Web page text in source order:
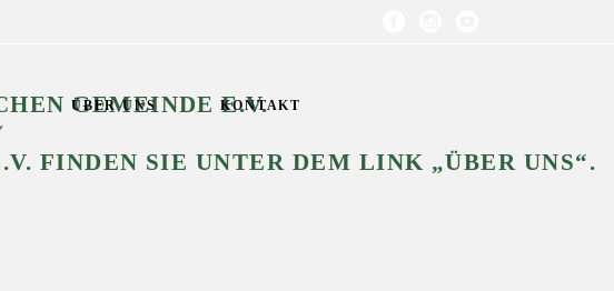
ÜBER UNS KONTAKT
GEMEINDE E.V.
FINDEN SIE UNTER DEM LINK „ÜBER UNS“.